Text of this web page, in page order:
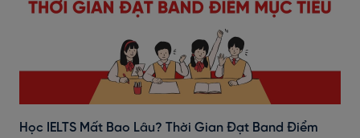
Học IELTS Mất Bao Lâu? Thời Gian Đạt Band Điểm